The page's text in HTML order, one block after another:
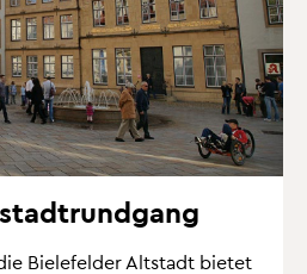
Bie­le­fel­der Alt­stadt bie­tet